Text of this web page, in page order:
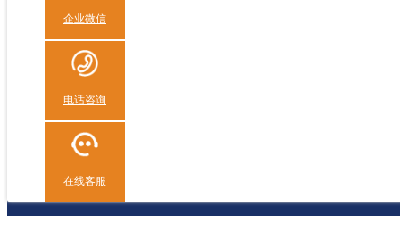
企业微信
电话咨询
在线客服